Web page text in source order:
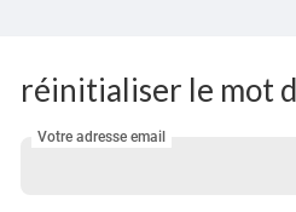
réinitialiser le mot
Votre adresse email